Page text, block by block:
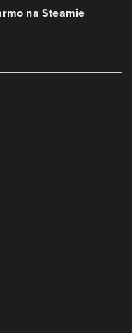
na Steamie